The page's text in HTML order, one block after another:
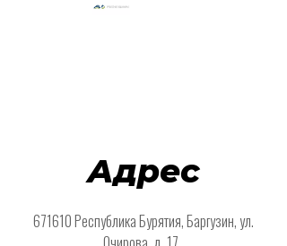
Адрес
671610 Республика Бурятия, Баргузин, ул.